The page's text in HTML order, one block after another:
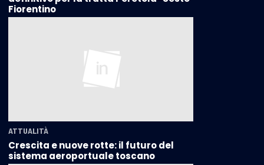
Fiorentino
ATTUALITÀ
Crescita e nuove rotte: il futuro del
sistema aeroportuale toscano